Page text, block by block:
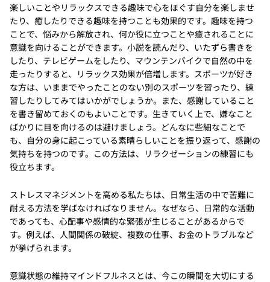
楽しいことやリラックスできる趣味で心をほぐす自分を楽しませ
たり、癒したりできる趣味を持つことも効果的です。趣味を持つ
ことで、悩みから解放され、何か役に立つことや癒されることに
意識を向けることができます。小説を読んだり、いたずら書きを
したり、テレビゲームをしたり、マウンテンバイクで自然の中を
走ったりすると、リラックス効果が倍増します。スポーツが好き
な方は、いままでやったことのない別のスポーツを習ったり、練
習したりしてみてはいかがでしょうか。また、感謝していること
を書き留めておくのもよいことです。生きていく上で、嫌なこと
ばかりに目を向けるのは避けましょう。どんなに些細なことで
も、自分の身に起こっている素晴らしいことを振り返って、感謝の
気持ちを持つのです。この方法は、リラクゼーションの練習にも
役立ちます。
ストレスマネジメントを高める私たちは、日常生活の中で苦難に
耐える方法を学ばなければなりません。なぜなら、日常的な活動
であっても、心配事や感情的な緊張が生じることがあるからで
す。例えば、人間関係の破綻、複数の仕事、お金のトラブルなど
が挙げられます。
意識状態の維持マインドフルネスとは、今この瞬間を大切にする